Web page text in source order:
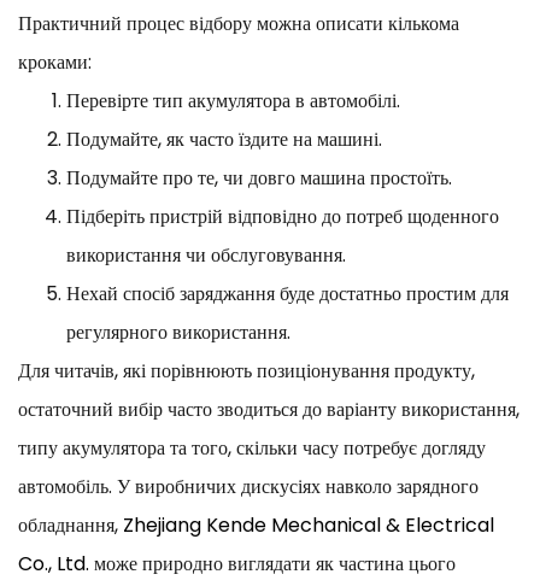
Практичний процес відбору можна описати кількома
кроками:
Перевірте тип акумулятора в автомобілі.
Подумайте, як часто їздите на машині.
Подумайте про те, чи довго машина простоїть.
Підберіть пристрій відповідно до потреб щоденного
використання чи обслуговування.
Нехай спосіб заряджання буде достатньо простим для
регулярного використання.
Для читачів, які порівнюють позиціонування продукту,
остаточний вибір часто зводиться до варіанту використання,
типу акумулятора та того, скільки часу потребує догляду
автомобіль. У виробничих дискусіях навколо зарядного
обладнання, Zhejiang Kende Mechanical & Electrical
Co., Ltd. може природно виглядати як частина цього